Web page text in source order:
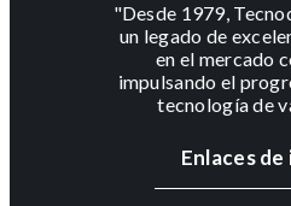
"Desde 1979,
un legado de
en el mercado
impulsando el
tecnología de
Enlaces